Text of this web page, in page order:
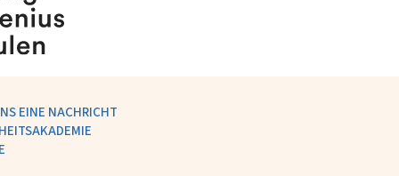
EINE NACHRICHT